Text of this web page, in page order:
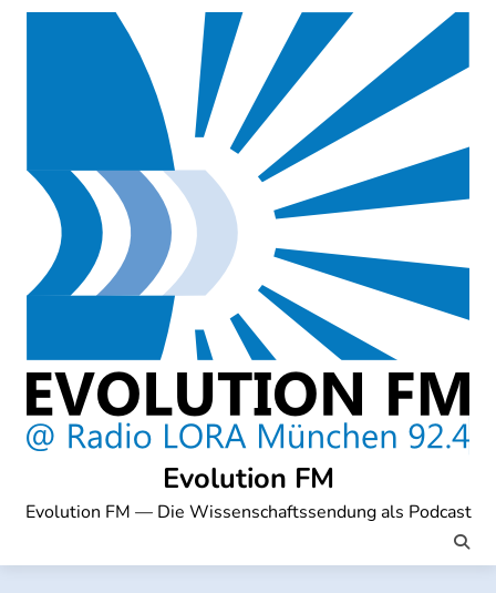
Skip
Evolution FM
Evolution FM — Die Wissenschaftssendung als Podcast